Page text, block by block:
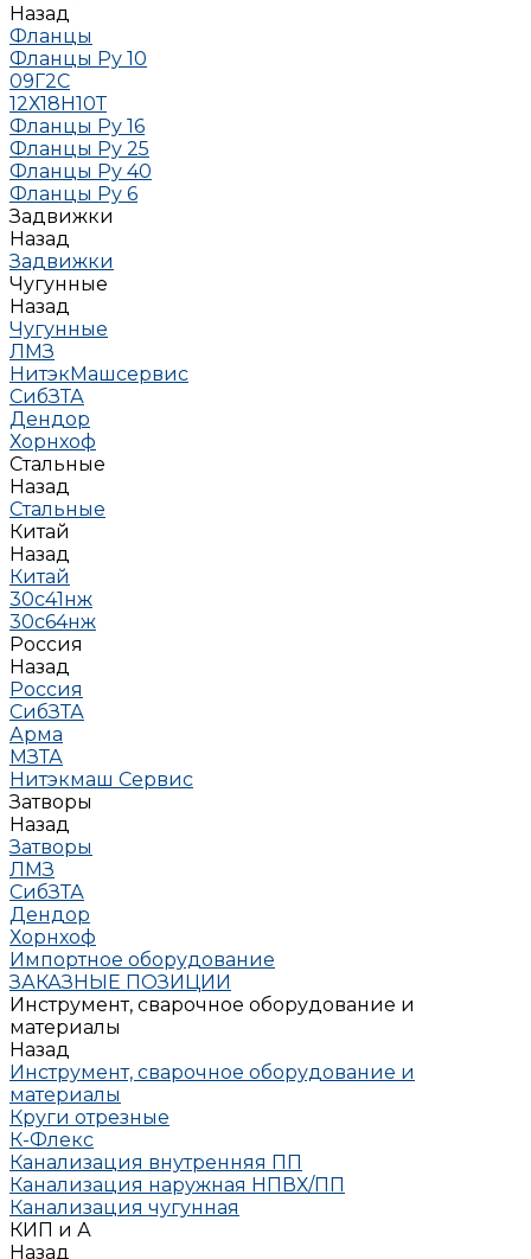
Назад
Фланцы
Фланцы Ру 10
09Г2С
12Х18Н10Т
Фланцы Ру 16
Фланцы Ру 25
Фланцы Ру 40
Фланцы Ру 6
Задвижки
Назад
Задвижки
Чугунные
Назад
Чугунные
ЛМЗ
НитэкМашсервис
СибЗТА
Дендор
Хорнхоф
Стальные
Назад
Стальные
Китай
Назад
Китай
30с41нж
30с64нж
Россия
Назад
Россия
СибЗТА
Арма
МЗТА
Нитэкмаш Сервис
Затворы
Назад
Затворы
ЛМЗ
СибЗТА
Дендор
Хорнхоф
Импортное оборудование
ЗАКАЗНЫЕ ПОЗИЦИИ
Инструмент, сварочное оборудование и
материалы
Назад
Инструмент, сварочное оборудование и
материалы
Круги отрезные
К-Флекс
Канализация внутренняя ПП
Канализация наружная НПВХ/ПП
Канализация чугунная
КИП и А
Назад